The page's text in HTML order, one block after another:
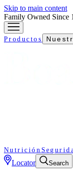
Skip to main content
Family Owned Since
Productos
Nutrición
Locator Search